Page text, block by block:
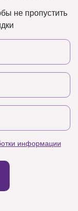
не пропустить
информации